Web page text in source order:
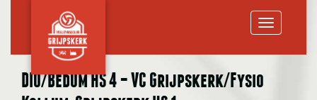
DIO/Bedum HS 4 – VC Grijpskerk/Fysio